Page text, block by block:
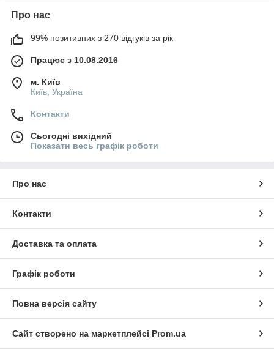
Про нас
99% позитивних з 270 відгуків за рік
Працює з 10.08.2016
м. Київ
Київ, Україна
Контакти
Сьогодні вихідний
Показати весь графік роботи
Про нас
Контакти
Доставка та оплата
Графік роботи
Повна версія сайту
Сайт створено на маркетплейсі Prom.ua